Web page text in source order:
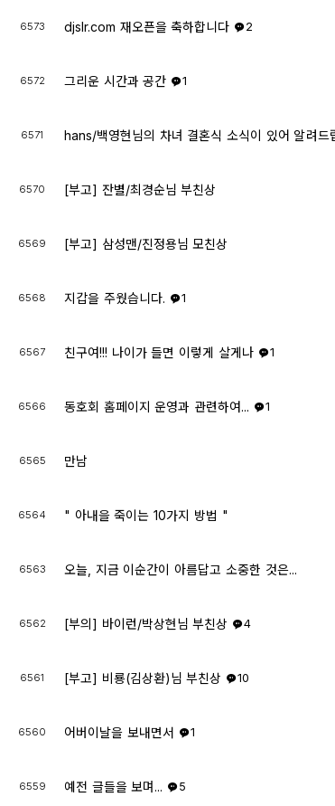
6573 djslr.com 재오픈을 축하합니다 2
6572 그리운 시간과 공간 1
6571 hans/백영현님의 차녀 결혼식 소식이 있어 알려드
6570 [부고] 잔별/최경순님 부친상
6569 [부고] 삼성맨/진정용님 모친상
6568 지갑을 주웠습니다. 1
6567 친구여!!! 나이가 들면 이렇게 살게나 1
6566 동호회 홈페이지 운영과 관련하여... 1
6565 만남
6564 " 아내을 죽이는 10가지 방법 "
6563 오늘, 지금 이순간이 아름답고 소중한 것은...
6562 [부의] 바이런/박상현님 부친상 4
6561 [부고] 비룡(김상환)님 부친상 10
6560 어버이날을 보내면서 1
6559 예전 글들을 보며... 5